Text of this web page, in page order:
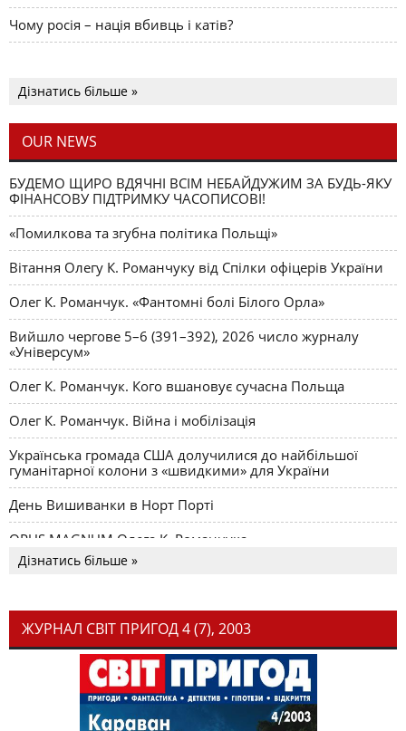
Чому росія – нація вбивць і катів?
Дізнатись більше »
OUR NEWS
БУДЕМО ЩИРО ВДЯЧНІ ВСІМ НЕБАЙДУЖИМ ЗА БУДЬ-ЯКУ
ФІНАНСОВУ ПІДТРИМКУ ЧАСОПИСОВІ!
«Помилкова та згубна політика Польщі»
Вітання Олегу К. Романчуку від Спілки офіцерів України
Олег К. Романчук. «Фантомні болі Білого Орла»
Вийшло чергове 5–6 (391–392), 2026 число журналу
«Універсум»
Олег К. Романчук. Кого вшановує сучасна Польща
Олег К. Романчук. Війна і мобілізація
Українська громада США долучилися до найбільшої
гуманітарної колони з «швидкими» для України
День Вишиванки в Норт Порті
OPUS MAGNUM Олега К. Романчука
Дізнатись більше »
ЖУРНАЛ СВІТ ПРИГОД 4 (7), 2003